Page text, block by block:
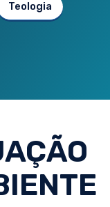
Teologia